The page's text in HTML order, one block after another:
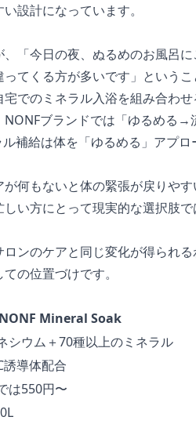
設計になっています。
「今日の夜、ぬるめのお風呂
てくる方が多いです」というこ
でのミネラル入浴を組み合わ
ブランドでは「ゆるめる
補給は体を「ゆるめる」アプ
何もないと体の緊張が戻りやす
い方にとって現実的な選択肢で
ンのケアと同じ変化が得られ
の位置づけです。
NONF Mineral Soak
シウム＋70種以上のミネラル
誘導体配合
は550円〜